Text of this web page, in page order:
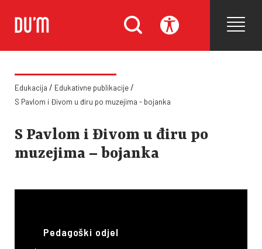
Edukacija / Edukativne publikacije/
S Pavlom i Đivom u điru po muzejima - bojanka
S Pavlom i Đivom u điru po
muzejima – bojanka
Pedagoški odjel